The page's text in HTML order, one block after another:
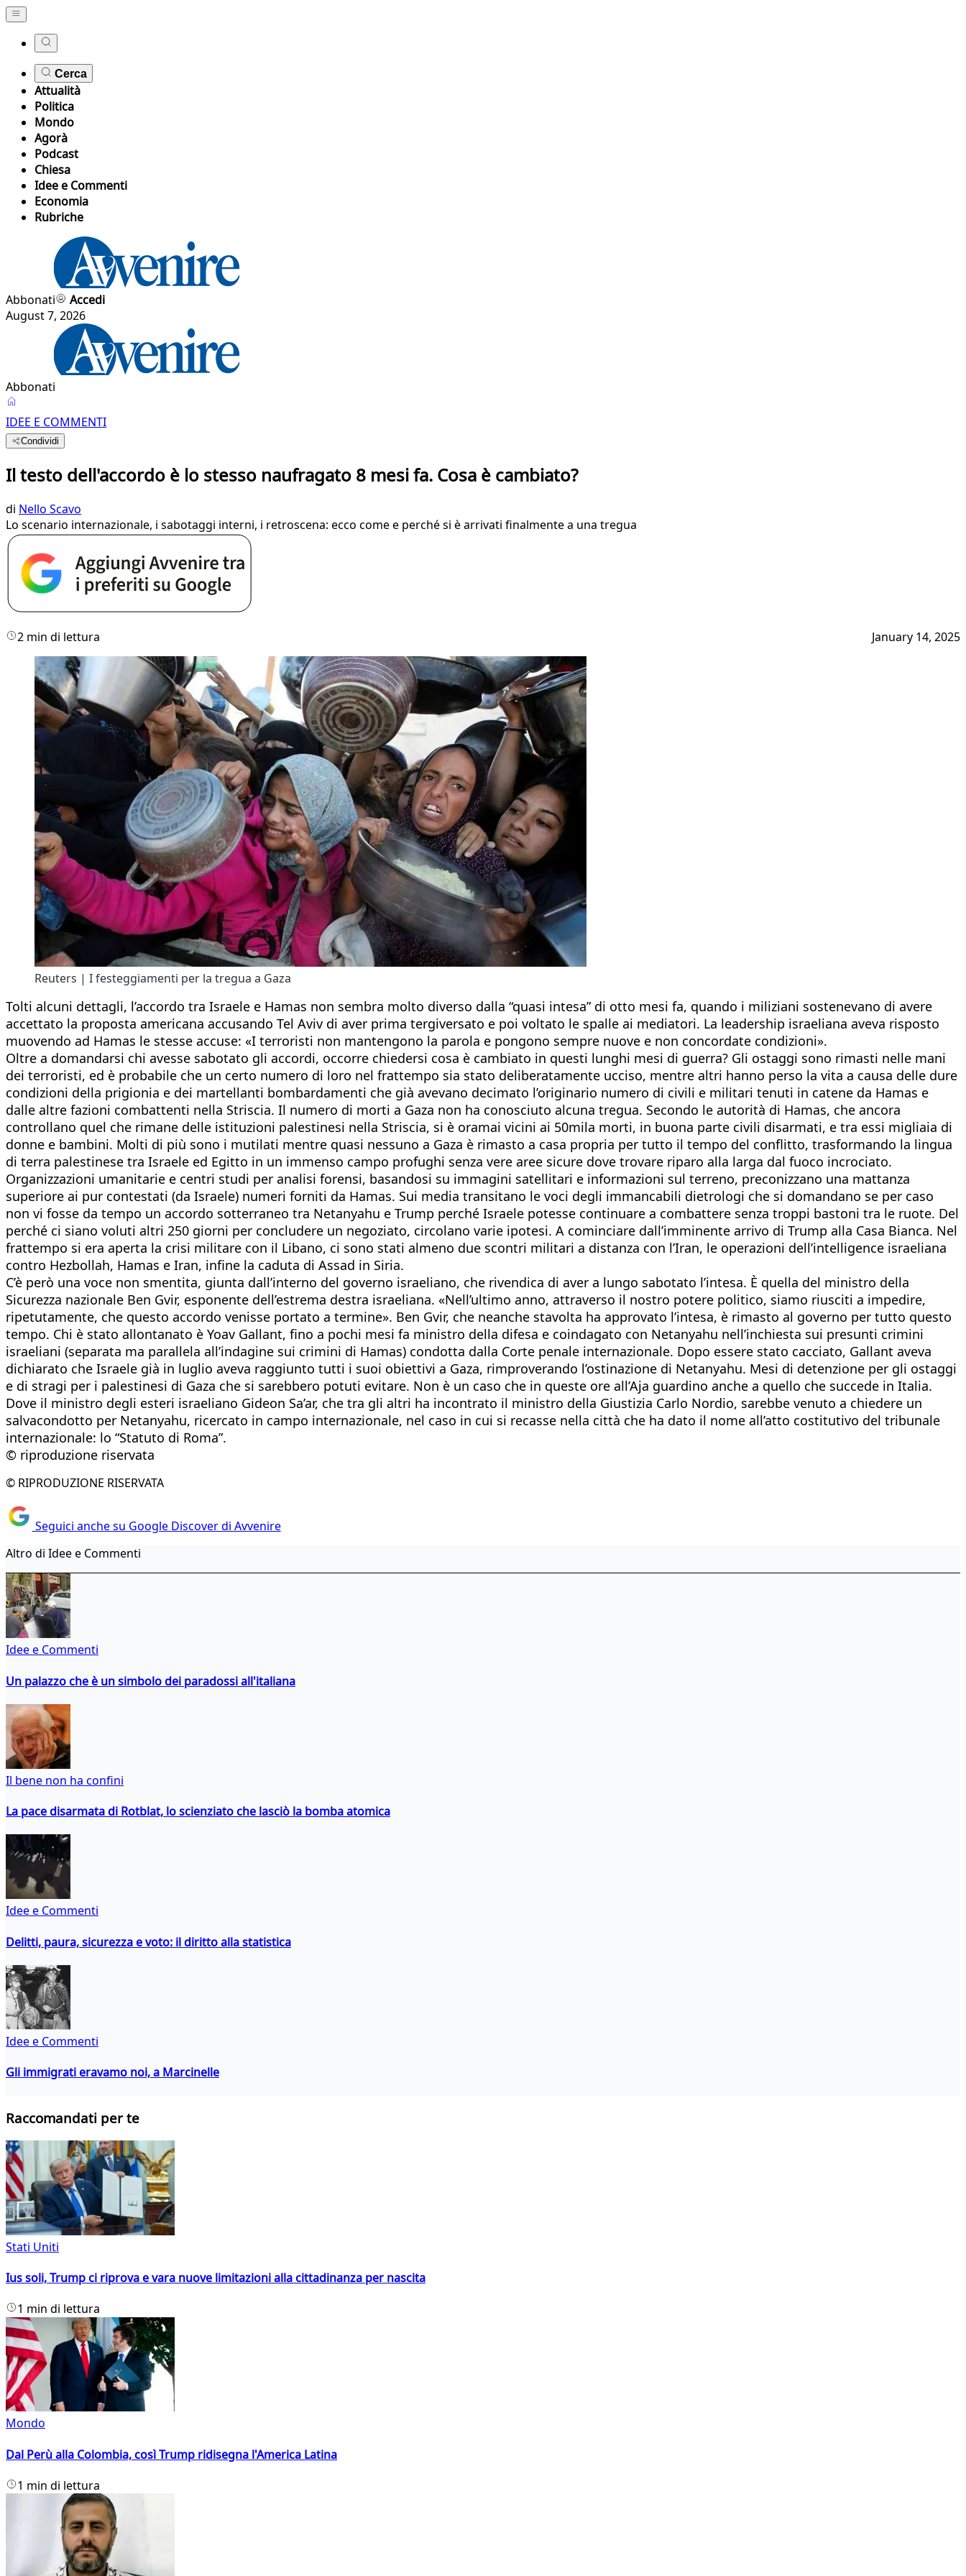
Cerca
Attualità
Politica
Mondo
Agorà
Podcast
Chiesa
Idee e Commenti
Economia
Rubriche
Abbonati
Accedi
August 7, 2026
Abbonati
IDEE E COMMENTI
Condividi
Il testo dell'accordo è lo stesso naufragato 8 mesi fa. Cosa è cambiato?
di Nello Scavo
Lo scenario internazionale, i sabotaggi interni, i retroscena: ecco come e perché si è arrivati finalmente a una tregua
2 min di lettura January 14, 2025
Reuters | I festeggiamenti per la tregua a Gaza
Tolti alcuni dettagli, l’accordo tra Israele e Hamas non sembra molto diverso dalla “quasi intesa” di otto mesi fa, quando i miliziani sostenevano di avere
accettato la proposta americana accusando Tel Aviv di aver prima tergiversato e poi voltato le spalle ai mediatori. La leadership israeliana aveva risposto
muovendo ad Hamas le stesse accuse: «I terroristi non mantengono la parola e pongono sempre nuove e non concordate condizioni».
Oltre a domandarsi chi avesse sabotato gli accordi, occorre chiedersi cosa è cambiato in questi lunghi mesi di guerra? Gli ostaggi sono rimasti nelle mani
dei terroristi, ed è probabile che un certo numero di loro nel frattempo sia stato deliberatamente ucciso, mentre altri hanno perso la vita a causa delle dure
condizioni della prigionia e dei martellanti bombardamenti che già avevano decimato l’originario numero di civili e militari tenuti in catene da Hamas e
dalle altre fazioni combattenti nella Striscia. Il numero di morti a Gaza non ha conosciuto alcuna tregua. Secondo le autorità di Hamas, che ancora
controllano quel che rimane delle istituzioni palestinesi nella Striscia, si è oramai vicini ai 50mila morti, in buona parte civili disarmati, e tra essi migliaia di
donne e bambini. Molti di più sono i mutilati mentre quasi nessuno a Gaza è rimasto a casa propria per tutto il tempo del conflitto, trasformando la lingua
di terra palestinese tra Israele ed Egitto in un immenso campo profughi senza vere aree sicure dove trovare riparo alla larga dal fuoco incrociato.
Organizzazioni umanitarie e centri studi per analisi forensi, basandosi su immagini satellitari e informazioni sul terreno, preconizzano una mattanza
superiore ai pur contestati (da Israele) numeri forniti da Hamas. Sui media transitano le voci degli immancabili dietrologi che si domandano se per caso
non vi fosse da tempo un accordo sotterraneo tra Netanyahu e Trump perché Israele potesse continuare a combattere senza troppi bastoni tra le ruote. Del
perché ci siano voluti altri 250 giorni per concludere un negoziato, circolano varie ipotesi. A cominciare dall’imminente arrivo di Trump alla Casa Bianca. Nel
frattempo si era aperta la crisi militare con il Libano, ci sono stati almeno due scontri militari a distanza con l’Iran, le operazioni dell’intelligence israeliana
contro Hezbollah, Hamas e Iran, infine la caduta di Assad in Siria.
C’è però una voce non smentita, giunta dall’interno del governo israeliano, che rivendica di aver a lungo sabotato l’intesa. È quella del ministro della
Sicurezza nazionale Ben Gvir, esponente dell’estrema destra israeliana. «Nell’ultimo anno, attraverso il nostro potere politico, siamo riusciti a impedire,
ripetutamente, che questo accordo venisse portato a termine». Ben Gvir, che neanche stavolta ha approvato l’intesa, è rimasto al governo per tutto questo
tempo. Chi è stato allontanato è Yoav Gallant, fino a pochi mesi fa ministro della difesa e coindagato con Netanyahu nell’inchiesta sui presunti crimini
israeliani (separata ma parallela all’indagine sui crimini di Hamas) condotta dalla Corte penale internazionale. Dopo essere stato cacciato, Gallant aveva
dichiarato che Israele già in luglio aveva raggiunto tutti i suoi obiettivi a Gaza, rimproverando l’ostinazione di Netanyahu. Mesi di detenzione per gli ostaggi
e di stragi per i palestinesi di Gaza che si sarebbero potuti evitare. Non è un caso che in queste ore all’Aja guardino anche a quello che succede in Italia.
Dove il ministro degli esteri israeliano Gideon Sa’ar, che tra gli altri ha incontrato il ministro della Giustizia Carlo Nordio, sarebbe venuto a chiedere un
salvacondotto per Netanyahu, ricercato in campo internazionale, nel caso in cui si recasse nella città che ha dato il nome all’atto costitutivo del tribunale
internazionale: lo “Statuto di Roma”.
© riproduzione riservata
© RIPRODUZIONE RISERVATA
Seguici anche su Google Discover di Avvenire
Altro di Idee e Commenti
Idee e Commenti
Un palazzo che è un simbolo dei paradossi all'italiana
Il bene non ha confini
La pace disarmata di Rotblat, lo scienziato che lasciò la bomba atomica
Idee e Commenti
Delitti, paura, sicurezza e voto: il diritto alla statistica
Idee e Commenti
Gli immigrati eravamo noi, a Marcinelle
Raccomandati per te
Stati Uniti
Ius soli, Trump ci riprova e vara nuove limitazioni alla cittadinanza per nascita
1 min di lettura
Mondo
Dal Perù alla Colombia, così Trump ridisegna l'America Latina
1 min di lettura